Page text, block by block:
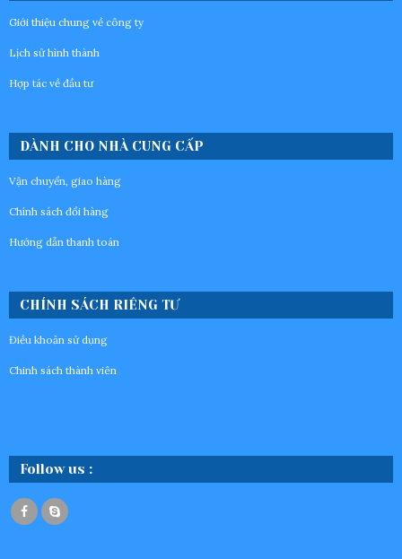
Giới thiệu chung về công ty
Lịch sử hình thành
Hợp tác về đầu tư
DÀNH CHO NHÀ CUNG CẤP
Vận chuyển, giao hàng
Chính sách đổi hàng
Hướng dẫn thanh toán
CHÍNH SÁCH RIÊNG TƯ
Điều khoản sử dụng
Chinh sách thành viên
Follow us :